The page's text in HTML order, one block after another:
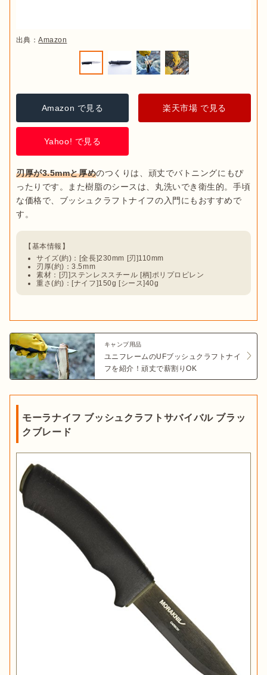
出典：Amazon
Amazon で見る 楽天市場 で見る
Yahoo! で見る
刃厚が3.5mmと厚めのつくりは、頑丈でバトニングにもぴ
ったりです。また樹脂のシースは、丸洗いでき衛生的。手頃
な価格で、ブッシュクラフトナイフの入門にもおすすめで
サイズ(約)：[全長]230mm [刃]110mm
刃厚(約)：3.5mm
素材：[刃]ステンレススチール [柄]ポリプロピレン
重さ(約)：[ナイフ]150g [シース]40g
キャンプ用品
ユニフレームのUFブッシュクラフトナイ
フを紹介！頑丈で薪割りOK
モーラナイフ ブッシュクラフトサバイバル ブラッ
クブレード